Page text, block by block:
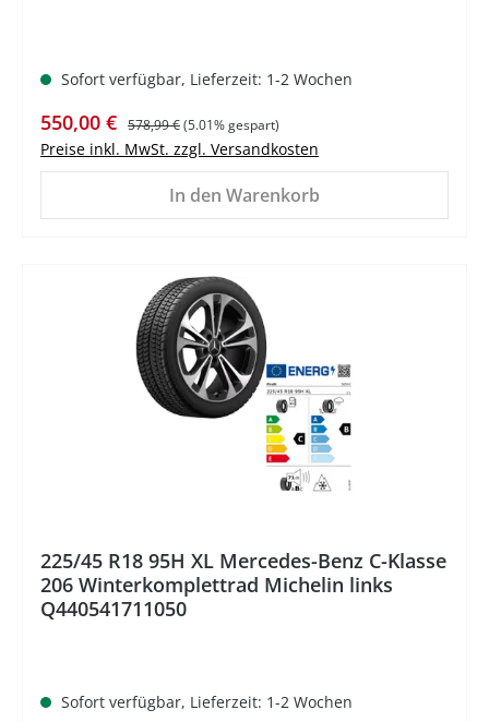
Sofort verfügbar, Lieferzeit: 1-2 Wochen
Verkaufspreis:
550,00 € Regulärer Preis:
578,99 €(5.01% gespart)
Preise inkl. MwSt. zzgl. Versandkosten
In den Warenkorb
225/45 R18 95H XL Mercedes-Benz C-Klasse
206 Winterkomplettrad Michelin links
Q440541711050
Sofort verfügbar, Lieferzeit: 1-2 Wochen